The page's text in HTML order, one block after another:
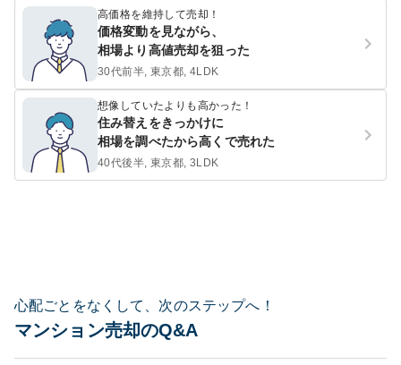
高価格を維持して売却！
価格変動を見ながら、
相場より高値売却を狙った
30代前半, 東京都, 4LDK
想像していたよりも高かった！
住み替えをきっかけに
相場を調べたから高くで売れた
40代後半, 東京都, 3LDK
心配ごとをなくして、次のステップへ！
マンション売却のQ&A